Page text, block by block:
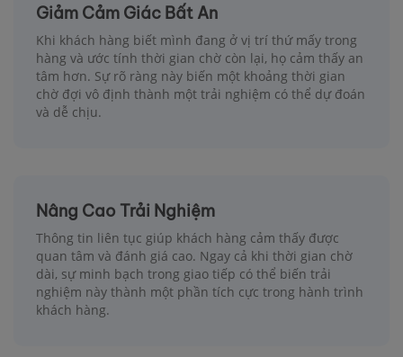
Giảm Cảm Giác Bất An
Khi khách hàng biết mình đang ở vị trí thứ mấy trong
hàng và ước tính thời gian chờ còn lại, họ cảm thấy an
tâm hơn. Sự rõ ràng này biến một khoảng thời gian
chờ đợi vô định thành một trải nghiệm có thể dự đoán
và dễ chịu.
Nâng Cao Trải Nghiệm
Thông tin liên tục giúp khách hàng cảm thấy được
quan tâm và đánh giá cao. Ngay cả khi thời gian chờ
dài, sự minh bạch trong giao tiếp có thể biến trải
nghiệm này thành một phần tích cực trong hành trình
khách hàng.